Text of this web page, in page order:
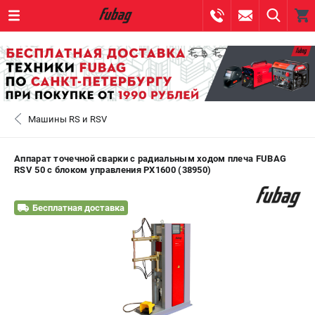
ВХОД ИЛИ РЕГИСТРАЦИЯ
+7 (8112) 59-10-67 - ЗАКАЗ ЗАПЧАСТЕЙ
+7 (812) 317-60-57
САНКТ-ПЕТЕРБУРГ
0 ₽
Машины RS и RSV
Аппарат точечной сварки c радиальным ходом плеча FUBAG
RSV 50 с блоком управления PX1600 (38950)
Бесплатная доставка